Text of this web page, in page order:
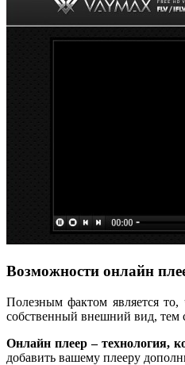
Возможности онлайн
Полезным фактом является
собственный внешний вид, тем
Онлайн плеер – технология,
добавить вашему плееру